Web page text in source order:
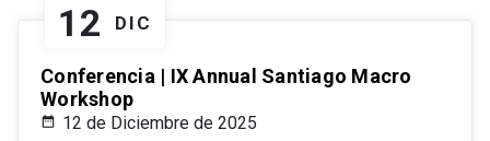
12 DIC
Conferencia | IX Annual Santiago Macro
Workshop
12 de Diciembre de 2025